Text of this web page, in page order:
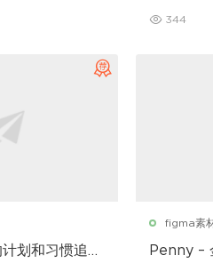
344
划和习惯追踪
figma素
Penny –